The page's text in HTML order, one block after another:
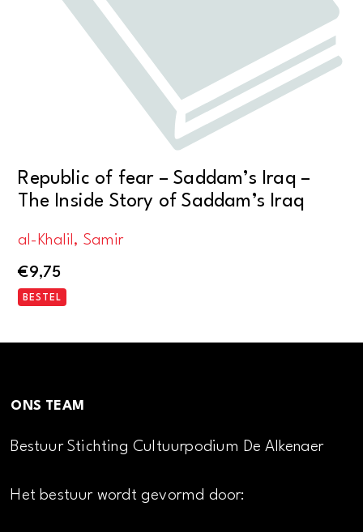
Republic of fear – Saddam’s Iraq –
The Inside Story of Saddam’s Iraq
al-Khalil, Samir
€9,75
BESTEL
ONS TEAM
Bestuur Stichting Cultuurpodium De Alkenaer
Het bestuur wordt gevormd door: